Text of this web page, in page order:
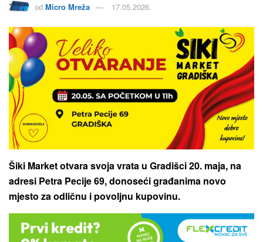
od Micro Mreža 17.05.2026.
Šiki Market otvara svoja vrata u Gradišci 20. maja, na
adresi Petra Pecije 69, donoseći građanima novo
mjesto za odličnu i povoljnu kupovinu.